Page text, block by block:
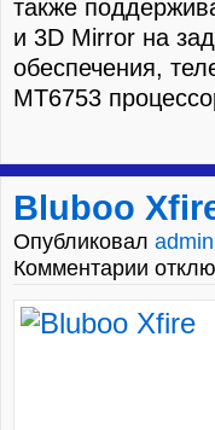
также
и 3D Mirror на
обеспечения,
MT6753
Bluboo
Опубликовал admin
Комментарии